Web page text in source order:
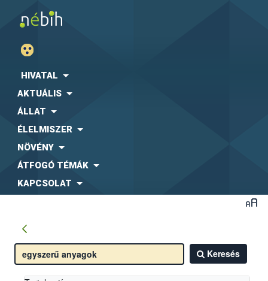
HIVATAL
AKTUÁLIS
ÁLLAT
ÉLELMISZER
NÖVÉNY
ÁTFOGÓ TÉMÁK
KAPCSOLAT
Keresés